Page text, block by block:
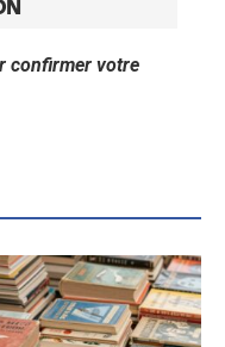
confirmer votre